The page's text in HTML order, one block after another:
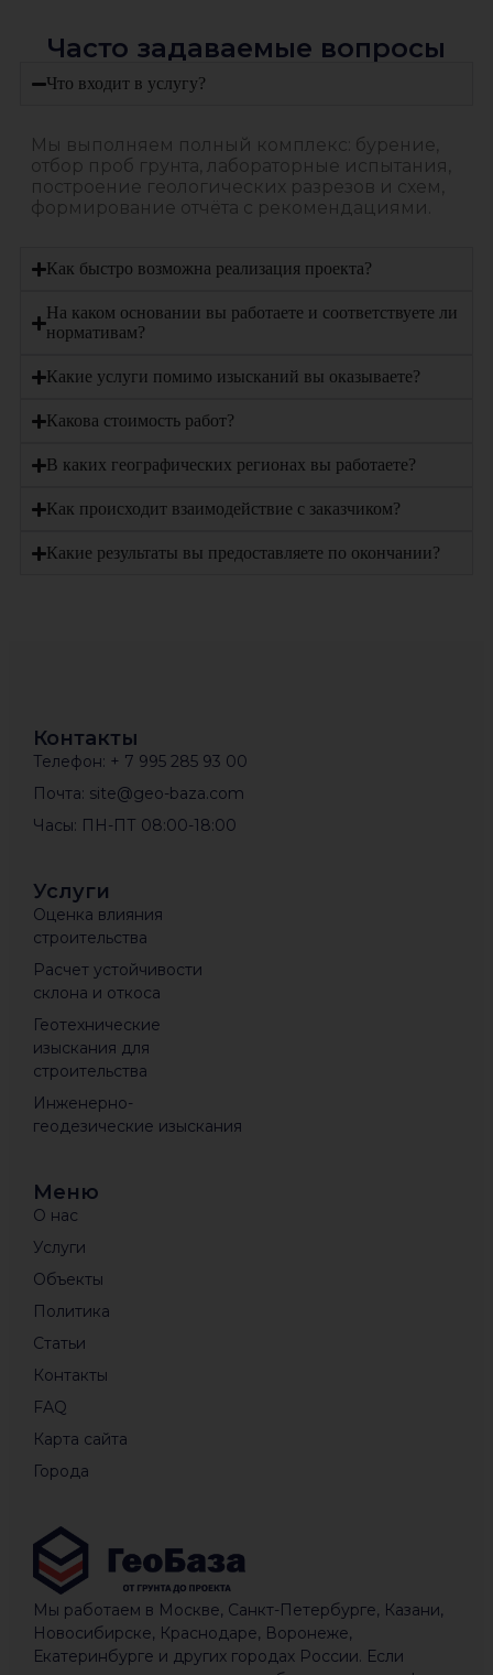
Часто задаваемые вопросы
Что входит в услугу?
Мы выполняем полный комплекс: бурение,
отбор проб грунта, лабораторные испытания,
построение геологических разрезов и схем,
формирование отчёта с рекомендациями.
Как быстро возможна реализация проекта?
На каком основании вы работаете и соответствуете ли
нормативам?
Какие услуги помимо изысканий вы оказываете?
Какова стоимость работ?
В каких географических регионах вы работаете?
Как происходит взаимодействие с заказчиком?
Какие результаты вы предоставляете по окончании?
Мы работаем в Москве, Санкт-Петербурге, Казани,
Новосибирске, Краснодаре, Воронеже,
Екатеринбурге и других городах России. Если
Услуги
Оценка влияния
строительства
Расчет устойчивости
склона и откоса
Геотехнические
изыскания для
строительства
Инженерно-
геодезические изыскания
Меню
О нас
Услуги
Объекты
Политика
Статьи
Контакты
FAQ
Карта сайта
Города
Контакты
Телефон: + 7 995 285 93 00
Почта: site@geo-baza.com
Часы: ПН-ПТ 08:00-18:00